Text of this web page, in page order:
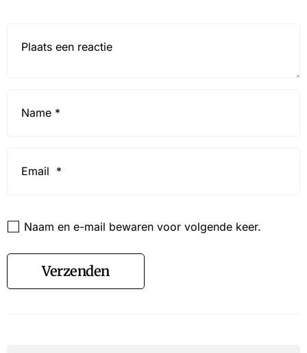
Naam en e-mail bewaren voor volgende keer.
Verzenden